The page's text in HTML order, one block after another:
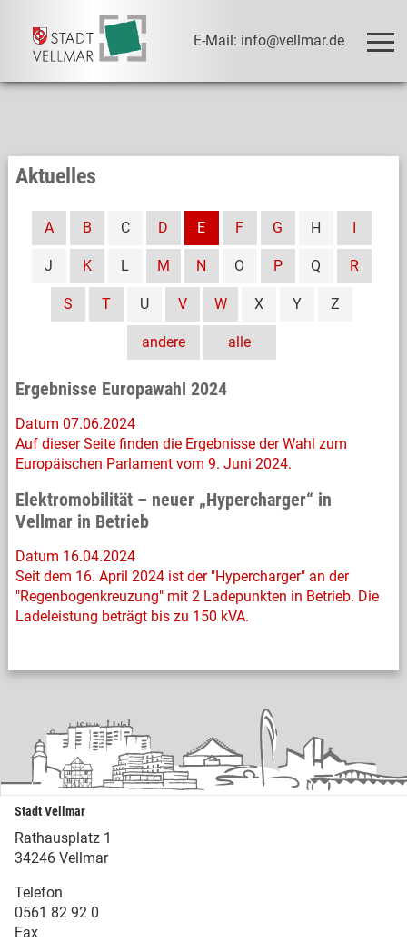
E-Mail: info@vellmar.de
Aktuelles
alle
A B C D E F G H I
J K L M N O P Q R
S T U V W X Y Z
andere
Ergebnisse Europawahl 2024
Datum 07.06.2024
Auf dieser Seite finden die Ergebnisse der Wahl zum
Europäischen Parlament vom 9. Juni 2024.
Elektromobilität – neuer „Hypercharger“ in
Vellmar in Betrieb
Datum 16.04.2024
Seit dem 16. April 2024 ist der "Hypercharger" an der
"Regenbogenkreuzung" mit 2 Ladepunkten in Betrieb. Die
Ladeleistung beträgt bis zu 150 kVA.
Stadt Vellmar
Rathausplatz 1
34246 Vellmar
Telefon
0561 82 92 0
Fax